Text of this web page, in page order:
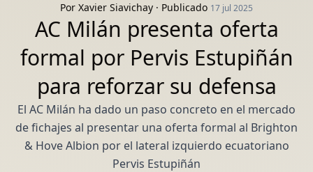
Por Xavier Siavichay · Publicado 17 jul 2025
AC Milán presenta oferta
formal por Pervis Estupiñán
para reforzar su defensa
El AC Milán ha dado un paso concreto en el mercado
de fichajes al presentar una oferta formal al Brighton
& Hove Albion por el lateral izquierdo ecuatoriano
Pervis Estupiñán